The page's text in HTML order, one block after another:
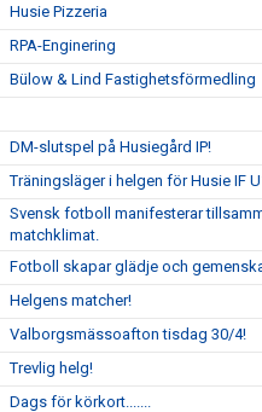
Husie Pizzeria
RPA-Enginering
Bülow & Lind Fastighetsförmedling
DM-slutspel på Husiegård IP!
Träningsläger i helgen för Husie IF
Svensk fotboll manifesterar
matchklimat.
Fotboll skapar glädje och
Helgens matcher!
Valborgsmässoafton tisdag 30/4!
Trevlig helg!
Dags för körkort.......